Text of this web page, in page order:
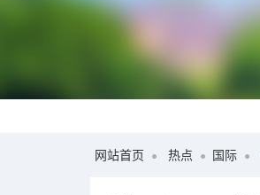
网站首页 热点 国际